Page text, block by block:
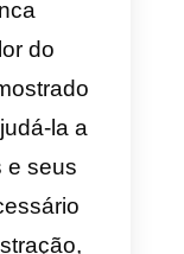
com você,
ele não
você pode